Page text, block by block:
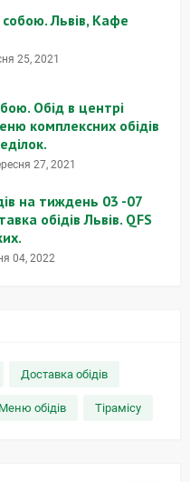
собою. Львів, Кафе
25, 2021
Обід в центрі
комплексних обідів
27, 2021
на тиждень 03 -07
обідів Львів. QFS
04, 2022
Доставка обідів
Меню обідів Тірамісу